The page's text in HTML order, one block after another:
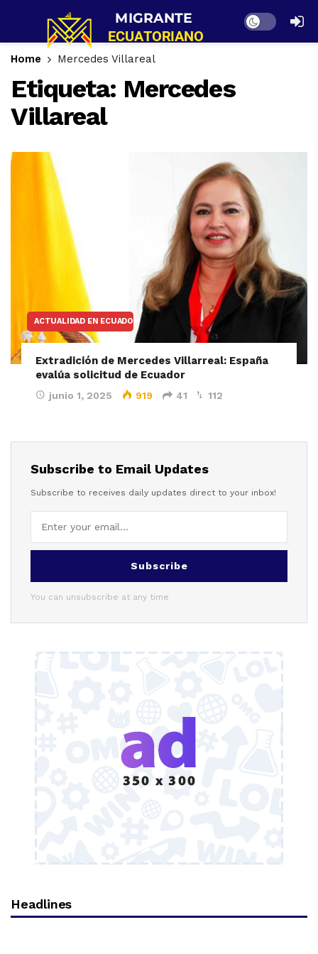
Dark mode
Home Mercedes Villareal
Etiqueta: Mercedes
Villareal
ACTUALIDAD EN ECUADOR
Extradición de Mercedes Villarreal: España
evalúa solicitud de Ecuador
junio 1, 2025 919 41 112
Subscribe to Email Updates
Subscribe to receives daily updates direct to your inbox!
Subscribe
You can unsubscribe at any time
Headlines